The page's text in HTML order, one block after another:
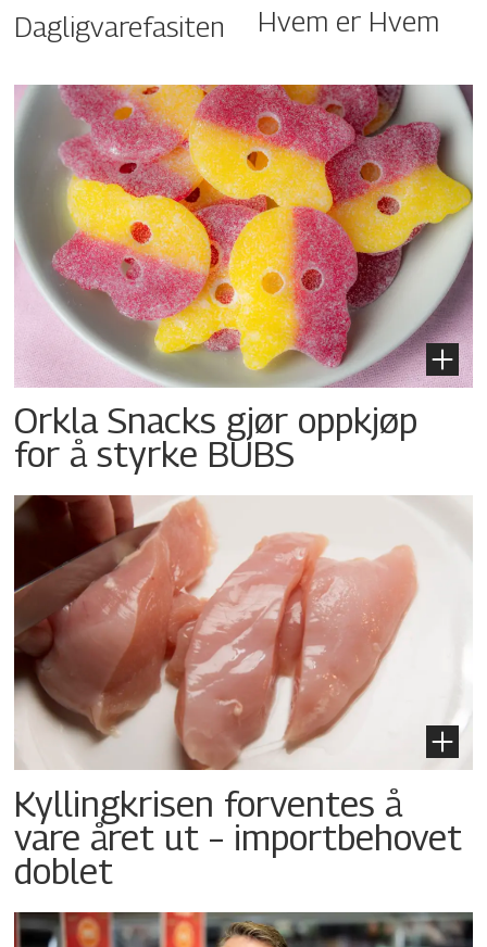
Dagligvarefasiten Hvem er Hvem
Orkla Snacks gjør oppkjøp
for å styrke BUBS
Kyllingkrisen forventes å
vare året ut – importbehovet
doblet